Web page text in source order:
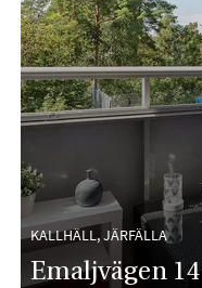
KALLHÄLL, JÄRFÄLLA
Emaljvägen 14